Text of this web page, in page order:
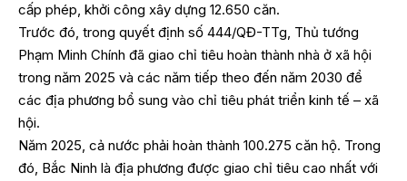
cấp phép, khởi công xây dựng 12.650 căn.
Trước đó, trong quyết định số 444/QĐ-TTg, Thủ tướng
Phạm Minh Chính đã giao chỉ tiêu hoàn thành nhà ở xã hội
trong năm 2025 và các năm tiếp theo đến năm 2030 để
các địa phương bổ sung vào chỉ tiêu phát triển kinh tế – xã
hội.
Năm 2025, cả nước phải hoàn thành 100.275 căn hộ. Trong
đó, Bắc Ninh là địa phương được giao chỉ tiêu cao nhất với